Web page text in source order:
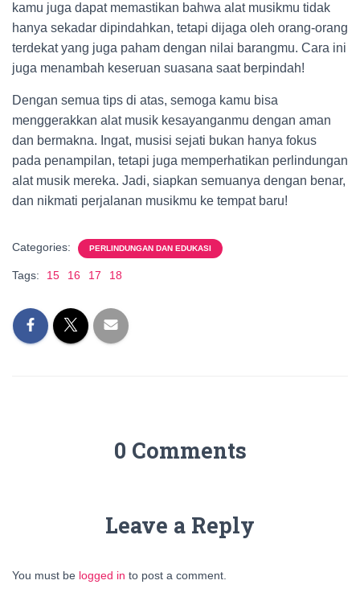
kamu juga dapat memastikan bahwa alat musikmu tidak
hanya sekadar dipindahkan, tetapi dijaga oleh orang-orang
terdekat yang juga paham dengan nilai barangmu. Cara ini
juga menambah keseruan suasana saat berpindah!
Dengan semua tips di atas, semoga kamu bisa
menggerakkan alat musik kesayanganmu dengan aman
dan bermakna. Ingat, musisi sejati bukan hanya fokus
pada penampilan, tetapi juga memperhatikan perlindungan
alat musik mereka. Jadi, siapkan semuanya dengan benar,
dan nikmati perjalanan musikmu ke tempat baru!
Categories: PERLINDUNGAN DAN EDUKASI
Tags: 15 16 17 18
0 Comments
Leave a Reply
You must be logged in to post a comment.